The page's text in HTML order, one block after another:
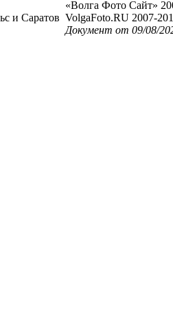
и Саратов
«Волга Фото Сайт»
VolgaFoto.RU 2007-
Документ от 09/08/